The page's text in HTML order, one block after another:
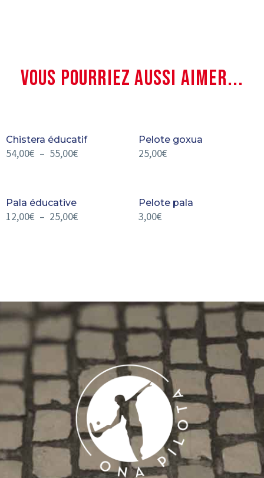
VOUS POURRIEZ AUSSI AIMER...
Chistera éducatif
54,00€ – 55,00€
Pelote goxua
25,00€
Pala éducative
12,00€ – 25,00€
Pelote pala
3,00€